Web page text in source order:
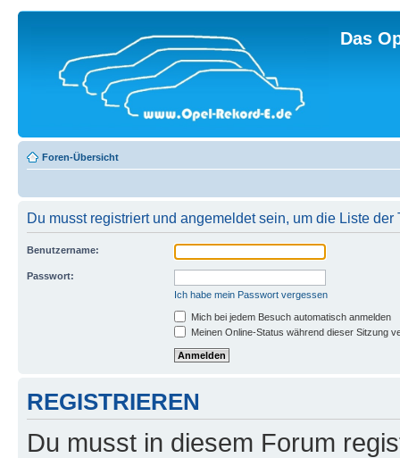
Das
Foren-Übersicht
Du musst registriert und angemeldet sein, um die Liste
Benutzername:
Passwort:
Ich habe mein Passwort vergessen
Mich bei jedem Besuch automatisch anmelden
Meinen Online-Status während dieser Sitzung
REGISTRIEREN
Du musst in diesem Forum